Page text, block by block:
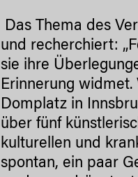
Das Thema des
und recherchiert:
sie ihre
Erinnerung widmet.
Domplatz in
über fünf
kulturellen und
spontan, ein paar